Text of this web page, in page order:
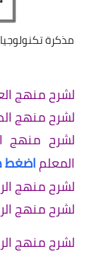
مذكرة تكنولوجيا
لشرح منهج
لشرح منهج
لشرح منهج
المعلماضغط
لشرح منهج
لشرح منهج
لشرح منهج